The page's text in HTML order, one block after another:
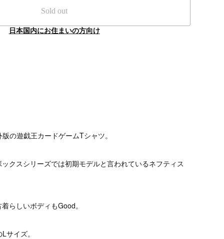
Sold out
日本国内にお住まいの方向け
の遊戯王カードゲームTシャツ。
クスシリーズでは初期モデルと言われているネフティス
らしいボディもGood。
サイズ。